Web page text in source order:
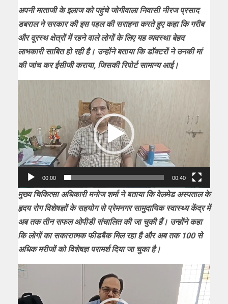
अपनी माताजी के इलाज को पहुंचे जोगीवाला निवासी नीरज प्रसाद
डबराल ने सरकार की इस पहल की सराहना करते हुए कहा कि गरीब
और दूरस्थ क्षेत्रों में रहने वाले लोगों के लिए यह व्यवस्था बेहद
लाभकारी साबित हो रही है। उन्होंने बताया कि डॉक्टरों ने उनकी मां
की जांच कर ईसीजी कराया, जिसकी रिपोर्ट सामान्य आई।
00:00 00:40
मुख्य चिकित्सा अधिकारी मनोज शर्मा ने बताया कि वेलमेड अस्पताल के
हृदय रोग विशेषज्ञों के सहयोग से प्रेमनगर सामुदायिक स्वास्थ्य केंद्र में
अब तक तीन सफल ओपीडी संचालित की जा चुकी हैं। उन्होंने कहा
कि लोगों का सकारात्मक फीडबैक मिल रहा है और अब तक 100 से
अधिक मरीजों को विशेषज्ञ परामर्श दिया जा चुका है।
Video